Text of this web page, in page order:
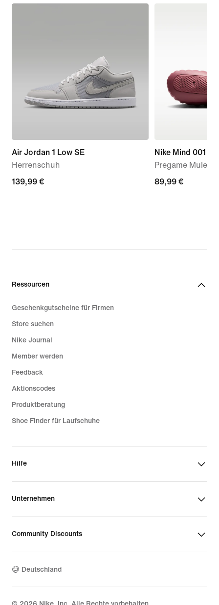
Air Jordan 1 Low SE
Herrenschuh
139,99 €
139,99 €
Nike Mind 001
Pregame Mule
89,99 €
89,99 €
Ressourcen
Geschenkgutscheine für Firmen
Store suchen
Nike Journal
Member werden
Feedback
Aktionscodes
Produktberatung
Shoe Finder für Laufschuhe
Hilfe
Unternehmen
Community Discounts
Deutschland